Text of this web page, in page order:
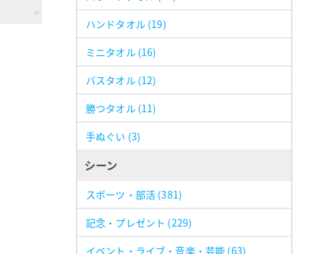
ハンドタオル (19)
ミニタオル (16)
バスタオル (12)
勝つタオル (11)
手ぬぐい (3)
シーン
スポーツ・部活 (381)
記念・プレゼント (229)
イベント・ライブ・音楽・芸能 (63)